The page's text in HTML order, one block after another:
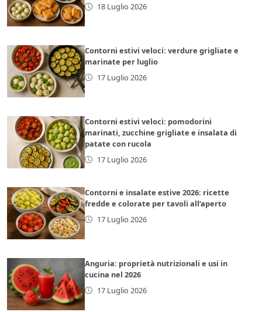
18 Luglio 2026
Contorni estivi veloci: verdure grigliate e
marinate per luglio
17 Luglio 2026
Contorni estivi veloci: pomodorini
marinati, zucchine grigliate e insalata di
patate con rucola
17 Luglio 2026
Contorni e insalate estive 2026: ricette
fredde e colorate per tavoli all’aperto
17 Luglio 2026
Anguria: proprietà nutrizionali e usi in
cucina nel 2026
17 Luglio 2026